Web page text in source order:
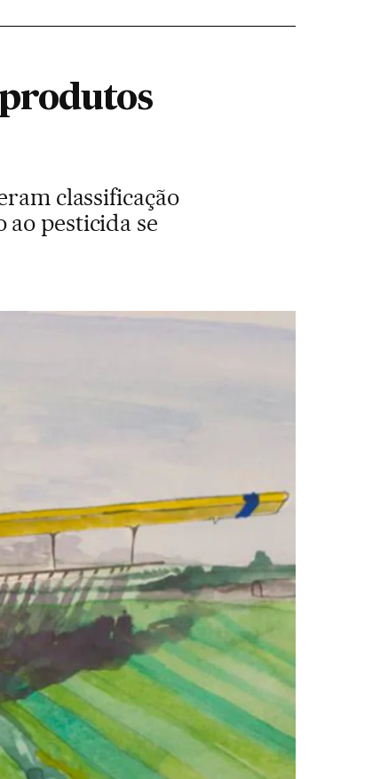
classificação
ao pesticida se